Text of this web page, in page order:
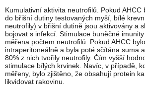
Kumulativní aktivita neutrofilů. Pokud
do břišní dutiny testovaných myší, bílé
neutrofily) v břišní dutině jsou aktivovány a
bojovat s infekcí. Stimulace buněčné
měřena počtem neutrofilů. Pokud AHCC
intraperitoneálně a byla poté sčítána suma
80% z nich tvořily neutrofily. Čím vyšší
stimulace bílých krvinek. Navíc, v případě,
měřeny, bylo zjištěno, že obsahují protein
likvidovat rakovinu.